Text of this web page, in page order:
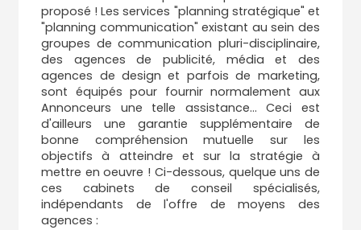
proposé ! Les services "planning stratégique" et
"planning communication" existant au sein des
groupes de communication pluri-disciplinaire,
des agences de publicité, média et des
agences de design et parfois de marketing,
sont équipés pour fournir normalement aux
Annonceurs une telle assistance... Ceci est
d'ailleurs une garantie supplémentaire de
bonne compréhension mutuelle sur les
objectifs à atteindre et sur la stratégie à
mettre en oeuvre ! Ci-dessous, quelque uns de
ces cabinets de conseil spécialisés,
indépendants de l'offre de moyens des
agences :